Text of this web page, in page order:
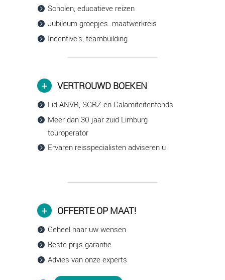
Scholen, educatieve reizen
Jubileum groepjes. maatwerkreis
Incentive’s, teambuilding
VERTROUWD BOEKEN
Lid ANVR, SGRZ en Calamiteitenfonds
Meer dan 30 jaar zuid Limburg
touroperator
Ervaren reisspecialisten adviseren u
OFFERTE OP MAAT!
Geheel naar uw wensen
Beste prijs garantie
Advies van onze experts